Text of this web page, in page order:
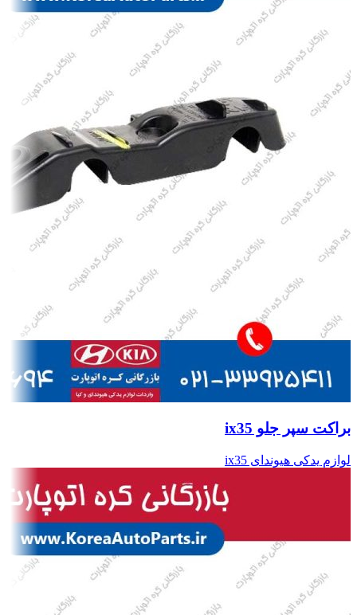
براکت سپر جلو ix35
لوازم یدکی هیوندای ix35